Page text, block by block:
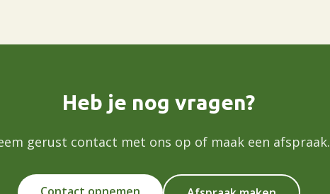
Heb je nog vragen?
gerust contact met ons op of maak een afspraak.